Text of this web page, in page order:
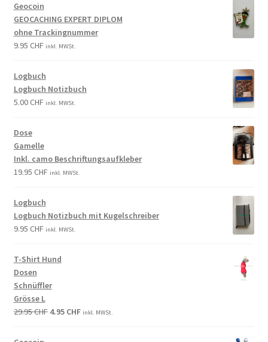
Geocoin
GEOCACHING EXPERT DIPLOM
ohne Trackingnummer
9.95 CHF inkl. MWSt.
Logbuch
Logbuch Notizbuch
5.00CHF inkl. MWSt.
Dose
Gamelle
Inkl. camo Beschriftungsaufkleber
19.95 CHF inkl. MWSt.
Logbuch
Logbuch Notizbuch mit Kugelschreiber
9.95 CHF inkl. MWSt.
T-Shirt Hund
Dosen
Schnüffler
Grösse L
29.95CHF 4.95 CHF inkl. MWSt.